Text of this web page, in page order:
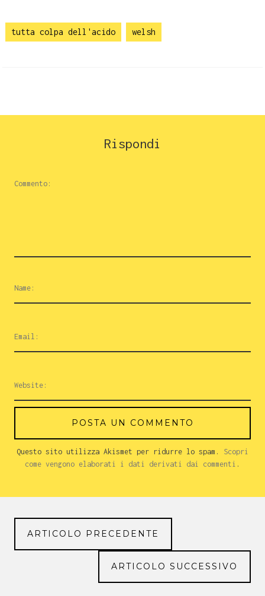
tutta colpa dell'acido welsh
Rispondi
Questo sito utilizza Akismet per ridurre lo spam. Scopri
come vengono elaborati i dati derivati dai commenti .
ARTICOLO PRECEDENTE
ARTICOLO SUCCESSIVO